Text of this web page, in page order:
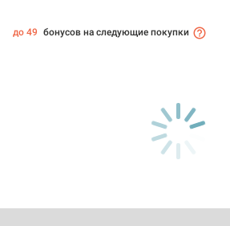
до 49 бонусов на следующие покупки